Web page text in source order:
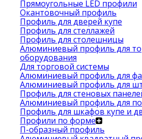
Прямоугольные LED профили
Окантовочный профиль
Профиль для дверей купе
Профиль для стеллажей
Профиль для столешницы
Алюминиевый профиль для
оборудования
Для торговой системы
Алюминиевый профиль для
Алюминиевый профиль для
Профиль для стеновых
Алюминиевый профиль для
Профиль для шкафов купе и
Профили по форме
П-образный профиль